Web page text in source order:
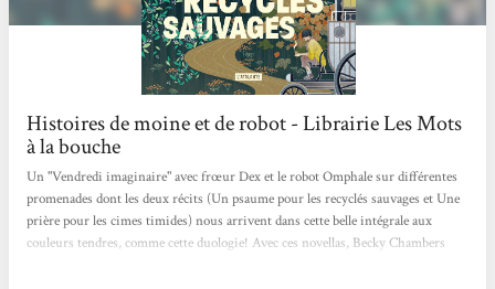
Histoires de moine et de robot - Librairie Les Mots
à la bouche
Un "Vendredi imaginaire" avec frœur Dex et le robot Omphale sur différentes
promenades dont les deux récits (Un psaume pour les recyclés sauvages et Une
prière pour les cimes timides) nous arrivent dans cette belle intégrale aux
couleurs tendres, comme cette duologie! Avec ces novellas, Becky Chambers